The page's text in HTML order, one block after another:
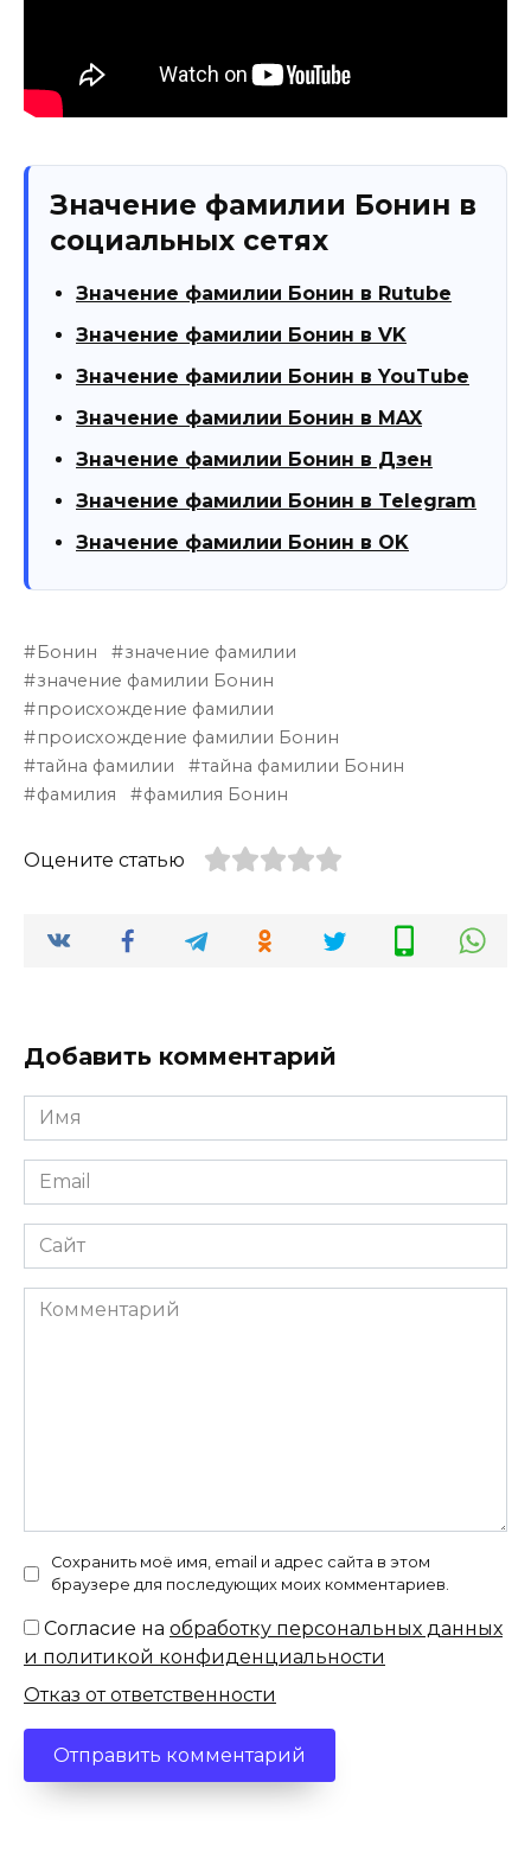
Значение фамилии Бонин в
социальных сетях
Значение фамилии Бонин в Rutube
Значение фамилии Бонин в VK
Значение фамилии Бонин в YouTube
Значение фамилии Бонин в MAX
Значение фамилии Бонин в Дзен
Значение фамилии Бонин в Telegram
Значение фамилии Бонин в OK
Бонин
значение фамилии
значение фамилии Бонин
происхождение фамилии
происхождение фамилии Бонин
тайна фамилии
тайна фамилии Бонин
фамилия
фамилия Бонин
Оцените статью
Добавить комментарий
Имя
*
Email
*
Сайт
Комментарий
Сохранить моё имя, email и адрес сайта в этом
браузере для последующих моих комментариев.
Согласие на обработку персональных данных
и политикой конфиденциальности
Отказ от ответственности